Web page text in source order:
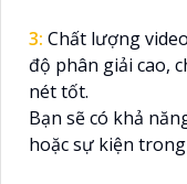
3: Chất lượng
độ phân giải cao,
nét tốt.
Bạn sẽ có khả
hoặc sự kiện